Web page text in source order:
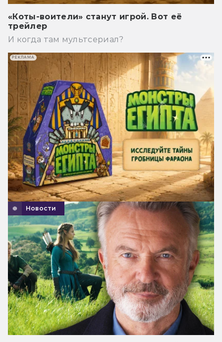
«Коты-воители» станут игрой. Вот её
трейлер
И когда там мультсериал?
Новости
РЕКЛАМА